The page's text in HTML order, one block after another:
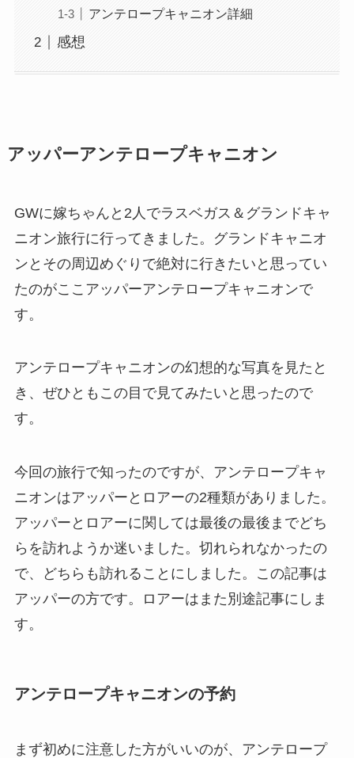
アンテロープキャニオン詳細
感想
アッパーアンテロープキャニオン
GWに嫁ちゃんと2人でラスベガス＆グランドキャ
ニオン旅行に行ってきました。グランドキャニオ
ンとその周辺めぐりで絶対に行きたいと思ってい
たのがここアッパーアンテロープキャニオンで
す。
アンテロープキャニオンの幻想的な写真を見たと
き、ぜひともこの目で見てみたいと思ったので
す。
今回の旅行で知ったのですが、アンテロープキャ
ニオンはアッパーとロアーの2種類がありました。
アッパーとロアーに関しては最後の最後までどち
らを訪れようか迷いました。切れられなかったの
で、どちらも訪れることにしました。この記事は
アッパーの方です。ロアーはまた別途記事にしま
す。
アンテロープキャニオンの予約
まず初めに注意した方がいいのが、アンテロープ